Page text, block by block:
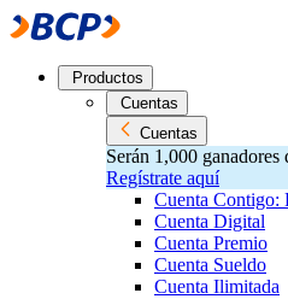
Productos
Cuentas
Cuentas
Serán 1,000 ganadores
Regístrate aquí
Cuenta Contigo:
Cuenta Digital
Cuenta Premio
Cuenta Sueldo
Cuenta Ilimitada